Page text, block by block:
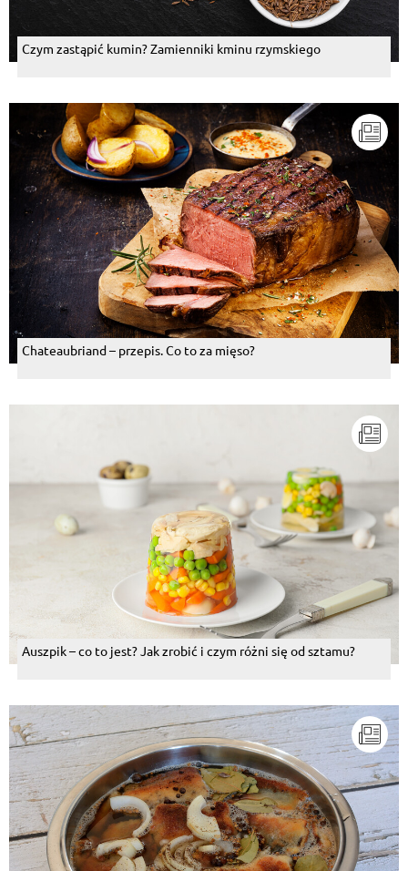
Czym zastąpić kumin? Zamienniki kminu rzymskiego
Chateaubriand – przepis. Co to za mięso?
Auszpik – co to jest? Jak zrobić i czym różni się od sztamu?